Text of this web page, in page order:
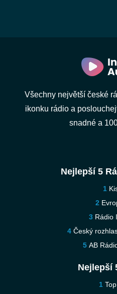
Všechny největší české
ikonku rádio a
snadné a
Nejlepší 5
Rádio
Český
AB
Nejlepší